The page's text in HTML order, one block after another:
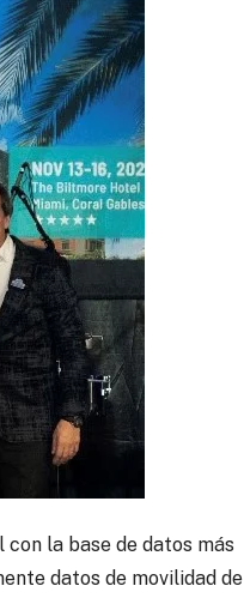
la base de datos más
datos de movilidad de